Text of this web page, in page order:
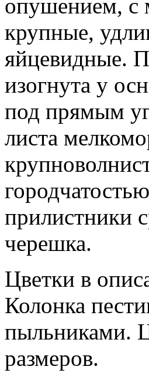
опушением, с
крупные,
яйцевидные.
изогнута у
под прямым
листа
прилистники
черешка.
Цветки в
Колонка
пыльниками.
размеров.